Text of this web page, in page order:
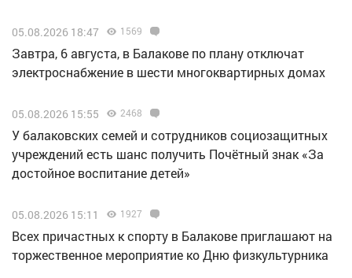
05.08.2026 18:47 1569
Завтра, 6 августа, в Балакове по плану отключат
электроснабжение в шести многоквартирных домах
05.08.2026 15:55 2468
У балаковских семей и сотрудников социозащитных
учреждений есть шанс получить Почётный знак «За
достойное воспитание детей»
05.08.2026 15:11 1927
Всех причастных к спорту в Балакове приглашают на
торжественное мероприятие ко Дню физкультурника